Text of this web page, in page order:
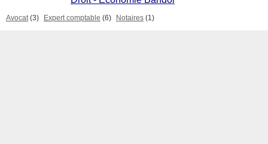
Avocat (3) Expert comptable (6) Notaires (1)